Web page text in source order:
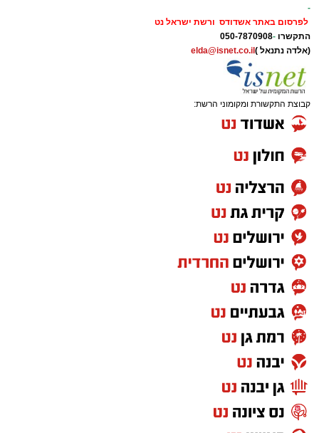
-
לפרסום באתר אשדודס ורשת ישראל נט
התקשרו -
050-7870908
(אלדה נתנאל ) elda@isnet.co.il
קבוצת התקשורת ומקומוני הרשת: